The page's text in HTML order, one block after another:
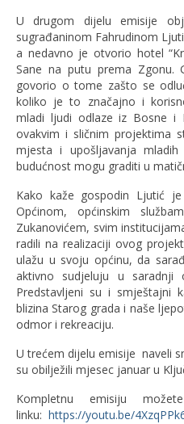
U drugom dijelu emisije
sugrađaninom Fahrudinom
a nedavno je otvorio hotel
Sane na putu prema Zgonu.
govorio o tome zašto se
koliko je to značajno i
mladi ljudi odlaze iz Bosne i
ovakvim i sličnim projektima
mjesta i upošljavanja
budućnost mogu graditi u
Kako kaže gospodin Ljutić
Općinom, općinskim
Zukanovićem, svim
radili na realizaciji ovog
ulažu u svoju općinu, da
aktivno sudjeluju u saradnji
Predstavljeni su i smještajni
blizina Starog grada i naše
odmor i rekreaciju.
U trećem dijelu emisije naveli
su obilježili mjesec januar u
Kompletnu emisiju
linku: https://youtu.be/